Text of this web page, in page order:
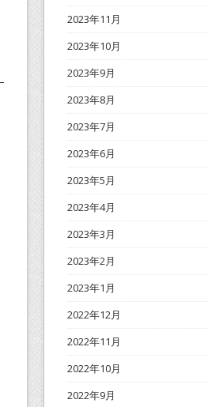
2023年11月
2023年10月
2023年9月
2023年8月
2023年7月
2023年6月
2023年5月
2023年4月
2023年3月
2023年2月
2023年1月
2022年12月
2022年11月
2022年10月
2022年9月